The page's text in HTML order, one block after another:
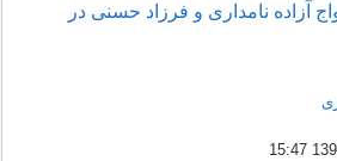
آزاده نامداری و فرزاد حسنی در